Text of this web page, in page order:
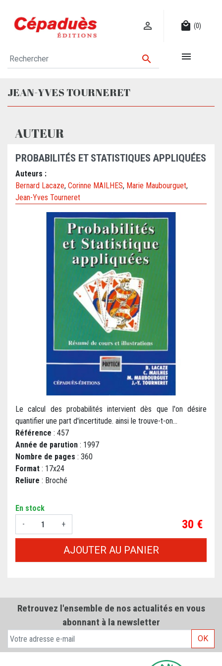
 local_mall (0)
 
JEAN-YVES TOURNERET
AUTEUR
PROBABILITÉS ET STATISTIQUES APPLIQUÉES
Auteurs :
Bernard Lacaze, Corinne MAILHES, Marie Maubourguet,
Jean-Yves Tourneret
Le calcul des probabilités intervient dès que l'on désire
quantifier une part d'incertitude. ainsi le trouve-t-on...
Référence : 457
Année de parution : 1997
Nombre de pages : 360
Format : 17x24
Reliure : Broché
En stock
-
+ Prix
30 €
AJOUTER AU PANIER
Retrouvez l'ensemble de nos actualités en vous
abonnant à la newsletter
OK